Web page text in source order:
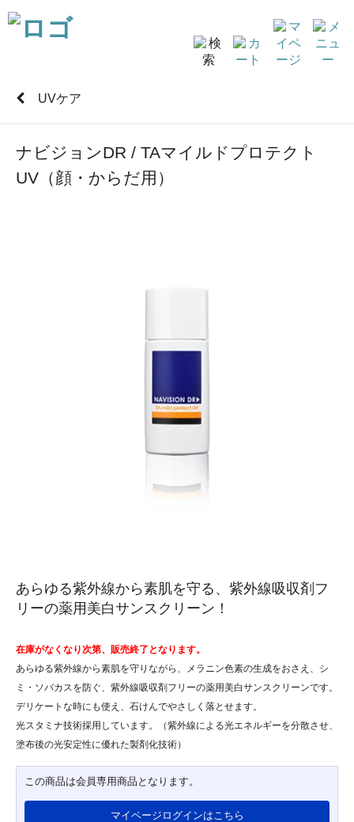
UVケア
ナビジョンDR / TAマイルドプロテクト
UV（顔・からだ用）
あらゆる紫外線から素肌を守る、紫外線吸収剤フ
リーの薬用美白サンスクリーン！
在庫がなくなり次第、販売終了となります。
あらゆる紫外線から素肌を守りながら、メラニン色素の生成をおさえ、シ
ミ・ソバカスを防ぐ、紫外線吸収剤フリーの薬用美白サンスクリーンです。
デリケートな時にも使え、石けんでやさしく落とせます。
光スタミナ技術採用しています。（紫外線による光エネルギーを分散させ、
塗布後の光安定性に優れた製剤化技術）
この商品は会員専用商品となります。
マイページログインはこちら